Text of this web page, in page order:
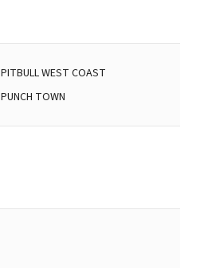
PITBULL WEST COAST
PUNCH TOWN